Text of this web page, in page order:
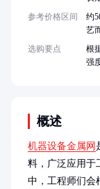
概述
机器设备金属网
料，广泛应用于
中，工程师们会
参考价格区间
约
艺
选购要点
根
强